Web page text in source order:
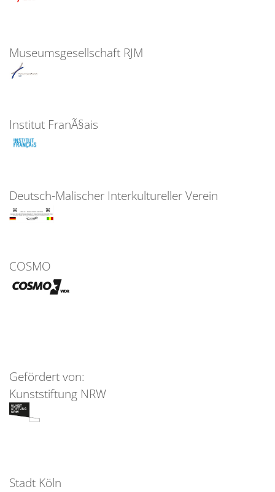
Museumsgesellschaft RJM
Institut FranÃ§ais
Deutsch-Malischer Interkultureller Verein
COSMO
Gefördert von:
Kunststiftung NRW
Stadt Köln